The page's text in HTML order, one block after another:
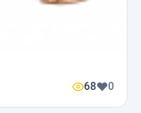
68 0